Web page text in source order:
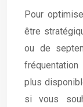
Pour
être
ou de
plus
si vous